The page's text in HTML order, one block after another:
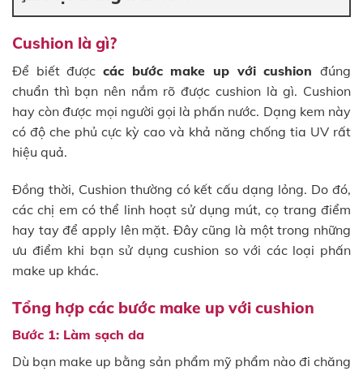
Cushion là gì?
Để biết được các bước make up với cushion đúng
chuẩn thì bạn nên nắm rõ được cushion là gì. Cushion
hay còn được mọi người gọi là phấn nước. Dạng kem này
có độ che phủ cực kỳ cao và khả năng chống tia UV rất
hiệu quả.
Đồng thời, Cushion thường có kết cấu dạng lỏng. Do đó,
các chị em có thể linh hoạt sử dụng mút, cọ trang điểm
hay tay để apply lên mặt. Đây cũng là một trong những
ưu điểm khi bạn sử dụng cushion so với các loại phấn
make up khác.
Tổng hợp các bước make up với cushion
Bước 1: Làm sạch da
Dù bạn make up bằng sản phẩm mỹ phẩm nào đi chăng